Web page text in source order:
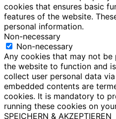
cookies that ensures basic
features of the website.
personal information.
Non-necessary
Non-necessary
Any cookies that may not
the website to function and
collect user personal data
embedded contents are
cookies. It is mandatory to
running these cookies on
SPEICHERN & AKZEPTIEREN